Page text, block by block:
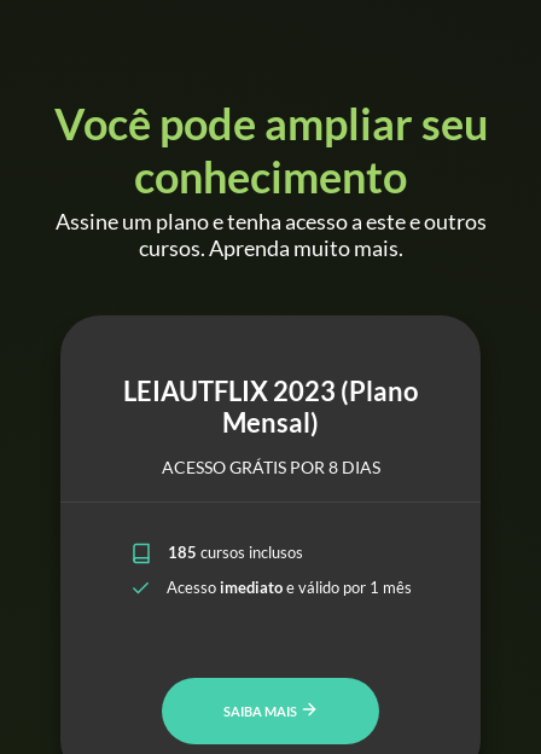
Você pode ampliar seu
conhecimento
Assine um plano e tenha acesso a este e outros
cursos. Aprenda muito mais.
LEIAUTFLIX 2023 (Plano
Mensal)
ACESSO GRÁTIS POR 8 DIAS
185 cursos inclusos
Acessoimediatoe válido por 1 mês
SAIBA MAIS